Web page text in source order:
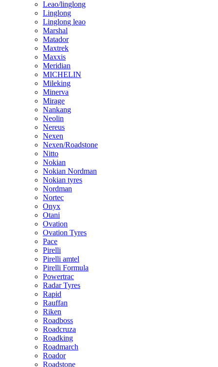
Leao/linglong
Linglong
Linglong leao
Marshal
Matador
Maxtrek
Maxxis
Meridian
MICHELIN
Mileking
Minerva
Mirage
Nankang
Neolin
Nereus
Nexen
Nexen/Roadstone
Nitto
Nokian
Nokian Nordman
Nokian tyres
Nordman
Nortec
Onyx
Otani
Ovation
Ovation Tyres
Pace
Pirelli
Pirelli amtel
Pirelli Formula
Powertrac
Radar Tyres
Rapid
Rauffan
Riken
Roadboss
Roadcruza
Roadking
Roadmarch
Roador
Roadstone